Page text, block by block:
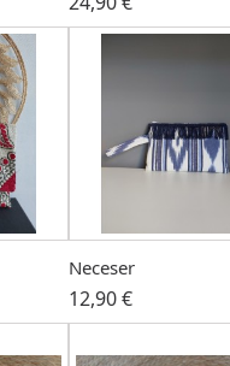
Neceser
12,90 €